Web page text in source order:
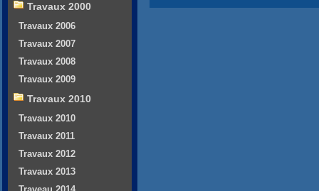
Travaux 2000
Travaux 2006
Travaux 2007
Travaux 2008
Travaux 2009
Travaux 2010
Travaux 2010
Travaux 2011
Travaux 2012
Travaux 2013